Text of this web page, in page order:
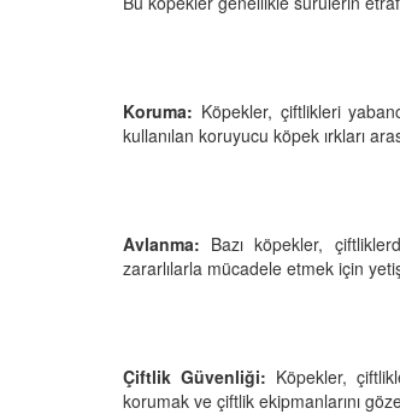
Koruma: Köpekler, çiftlikleri
kullanılan koruyucu köpek ırkları
Avlanma: Bazı köpekler,
zararlılarla mücadele etmek için
Çiftlik Güvenliği: Köpekler,
korumak ve çiftlik ekipmanlarını
Ayrılık Anksiyetesi:
Kulak